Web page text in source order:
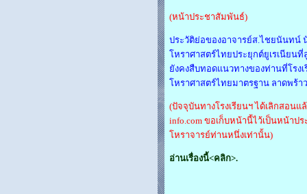
(หน้าประชาสัมพันธ์)
ประวัติย่อของอาจารย์ส.ไชยนันทน์
โหราศาสตร์ไทยประยุกต์ยูเรเนียน
ยังคงสืบทอดแนวทางของท่านที่โรงเ
โหราศาสตร์ไทยมาตรฐาน ลาดพร้า
(ปัจจุบันทางโรงเรียนฯ ได้เลิกสอนแ
info.com ขอเก็บหน้านี้ไว้เป็นหน้าปร
โหราจารย์ท่านหนึ่งเท่านั้น)
อ่านเรื่องนี้<คลิก>.